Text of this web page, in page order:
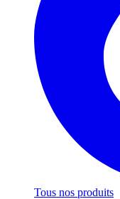
Tous nos produits